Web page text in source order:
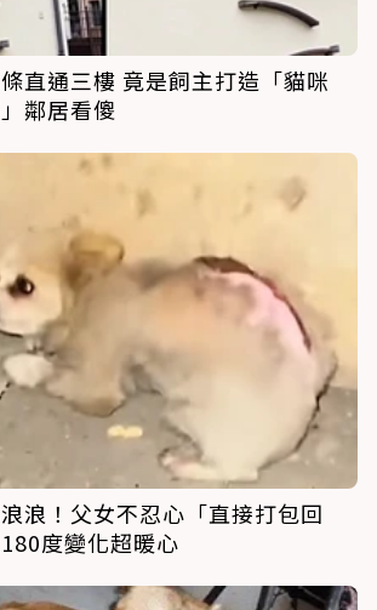
直通三樓 竟是飼主打造「貓咪
鄰居看傻
浪！父女不忍心「直接打包回
度變化超暖心